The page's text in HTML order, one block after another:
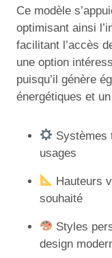
Ce modèle
optimisant ainsi
facilitant l’accès
une option
puisqu’il génère
énergétiques et
Systèmes
usages
Hauteurs
souhaité
Styles
design